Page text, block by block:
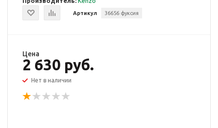
Артикул 36656 фуксия
Цена
2 630 руб.
Нет в наличии